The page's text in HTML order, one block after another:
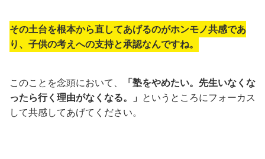
その土台を根本から直してあげるのがホンモノ共感であ
り、子供の考えへの支持と承認なんですね。
このことを念頭において、
「塾をやめたい。先生いなくな
ったら行く理由がなくなる。」 というところにフォーカス
して共感してあげてください。